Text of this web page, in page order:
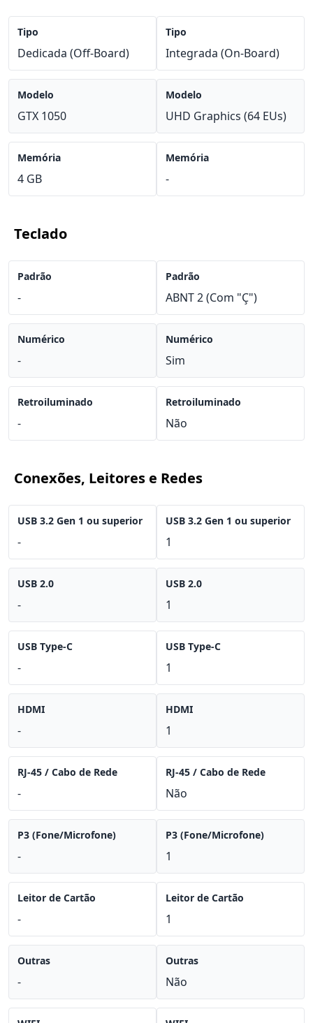
Tipo
Dedicada (Off-Board)
Modelo
GTX 1050
Memória
4 GB
Tipo
Integrada (On-Board)
Modelo
UHD Graphics (64 EUs)
Memória
-
Teclado
Padrão
-
Numérico
-
Retroiluminado
-
Padrão
ABNT 2 (Com "Ç")
Numérico
Sim
Retroiluminado
Não
Conexões, Leitores e Redes
USB 3.2 Gen 1 ou superior
-
USB 2.0
-
USB Type-C
-
HDMI
-
RJ-45 / Cabo de Rede
-
P3 (Fone/Microfone)
-
Leitor de Cartão
-
Outras
-
USB 3.2 Gen 1 ou superior
1
USB 2.0
1
USB Type-C
1
HDMI
1
RJ-45 / Cabo de Rede
Não
P3 (Fone/Microfone)
1
Leitor de Cartão
1
Outras
Não